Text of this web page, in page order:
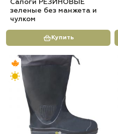
Сапоги РЕЗИНОВЫЕ
зеленые без манжета и
чулком
Купить